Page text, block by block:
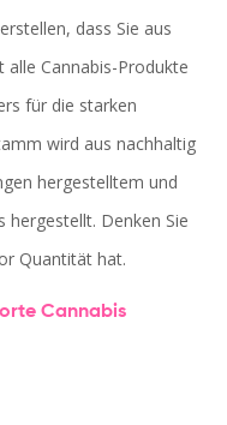
dass Sie aus
alle Cannabis-Produkte
für die starken
wird aus nachhaltig
hergestelltem und
Denken Sie
Quantität hat.
Cannabis